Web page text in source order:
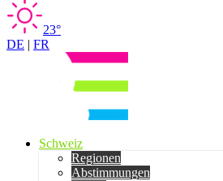
23°
DE | FR
Schweiz
Regionen
Abstimmungen